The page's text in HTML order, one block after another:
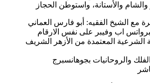
والأستانة، واستوطن الحجاز
مع الشيخ الفقيه: أبو فارس العماني
اب وفيبر على نفس الارقام
الشرعية المعتمدة من الأزهر الشريف
والروحانيات بجوهانسبرج